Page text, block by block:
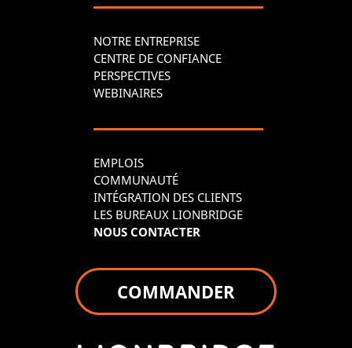
NOTRE ENTREPRISE
CENTRE DE CONFIANCE
PERSPECTIVES
WEBINAIRES
EMPLOIS
COMMUNAUTÉ
INTÉGRATION DES CLIENTS
LES BUREAUX LIONBRIDGE
NOUS CONTACTER
COMMANDER